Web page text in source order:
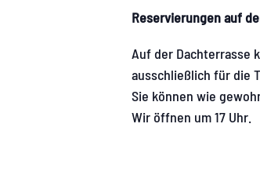
Reservierungen auf
Auf der Dachterrasse
ausschließlich für die
Sie können wie
Wir öffnen um 17 Uhr.